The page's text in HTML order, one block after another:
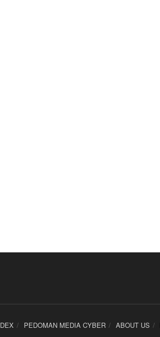
PEDOMAN MEDIA CYBER ABOUT US